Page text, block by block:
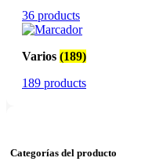
36 products
Varios (189)
189 products
Categorías del producto